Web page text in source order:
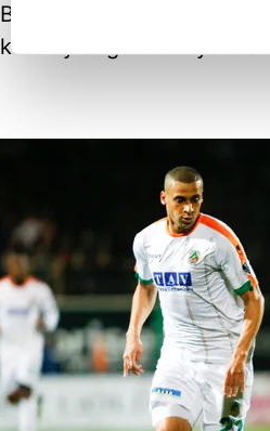
amacıyla kullanılmaktadır.
reklam/pazarlama faaliyetlerinin
Çerezlere ilişkin tercihlerinizi
butonuna tıklayabilir,Çerez
6698 sayılı Kişisel Verilerin
mevzuata uygun olarak
Bu sezon şampiyonluk
kurmaylar gündem